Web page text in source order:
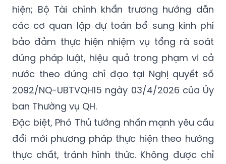
hiện; Bộ Tài chính khẩn trương hướng dẫn
các cơ quan lập dự toán bổ sung kinh phí
bảo đảm thực hiện nhiệm vụ tổng rà soát
đúng pháp luật, hiệu quả trong phạm vi cả
nước theo đúng chỉ đạo tại Nghị quyết số
2092/NQ-UBTVQH15 ngày 03/4/2026 của Ủy
ban Thường vụ QH.
Đặc biệt, Phó Thủ tướng nhấn mạnh yêu cầu
đổi mới phương pháp thực hiện theo hướng
thực chất, tránh hình thức. Không được chỉ